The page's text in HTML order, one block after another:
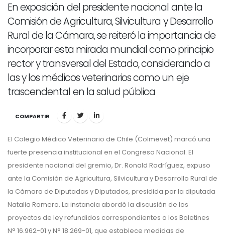
En exposición del presidente nacional ante la
Comisión de Agricultura, Silvicultura y Desarrollo
Rural de la Cámara, se reiteró la importancia de
incorporar esta mirada mundial como principio
rector y transversal del Estado, considerando a
las y los médicos veterinarios como un eje
trascendental en la salud pública
COMPARTIR
El Colegio Médico Veterinario de Chile (Colmevet) marcó una
fuerte presencia institucional en el Congreso Nacional. El
presidente nacional del gremio, Dr. Ronald Rodríguez, expuso
ante la Comisión de Agricultura, Silvicultura y Desarrollo Rural de
la Cámara de Diputadas y Diputados, presidida por la diputada
Natalia Romero. La instancia abordó la discusión de los
proyectos de ley refundidos ​​correspondientes a los Boletines
N° 16.962-01 y N° 18.269-01, que establece medidas de